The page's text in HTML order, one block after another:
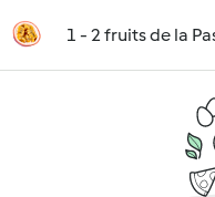
1 - 2 fruits de la